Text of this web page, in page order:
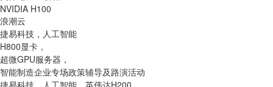
NVIDIA H100
浪潮云
捷易科技，人工智能
H800显卡，
超微GPU服务器，
智能制造企业专场政策辅导及路演活动
捷易科技，人工智能，英伟达H200